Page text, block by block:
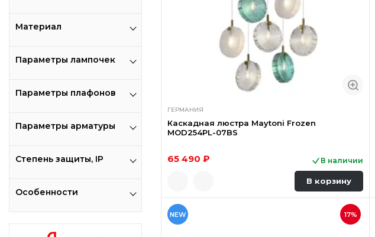
Материал
Параметры лампочек
Параметры плафонов
Параметры арматуры
Степень защиты, IP
Особенности
ГЕРМАНИЯ
Каскадная люстра Maytoni Frozen
MOD254PL-07BS
65 490 ₽ В наличии
В корзину
NEW 17%